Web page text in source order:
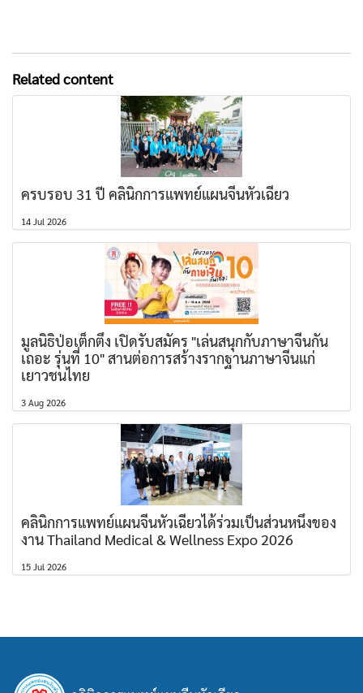
Related content
ครบรอบ 31 ปี คลินิกการแพทย์แผนจีนหัวเฉียว
14 Jul 2026
มูลนิธิป่อเต็กตึ๊ง เปิดรับสมัคร "เล่นสนุกกับภาษาจีนกัน
เถอะ รุ่นที่ 10" สานต่อการสร้างรากฐานภาษาจีนแก่
เยาวชนไทย
3 Aug 2026
คลินิกการแพทย์แผนจีนหัวเฉียวได้ร่วมเป็นส่วนหนึ่งของ
งาน Thailand Medical & Wellness Expo 2026
15 Jul 2026